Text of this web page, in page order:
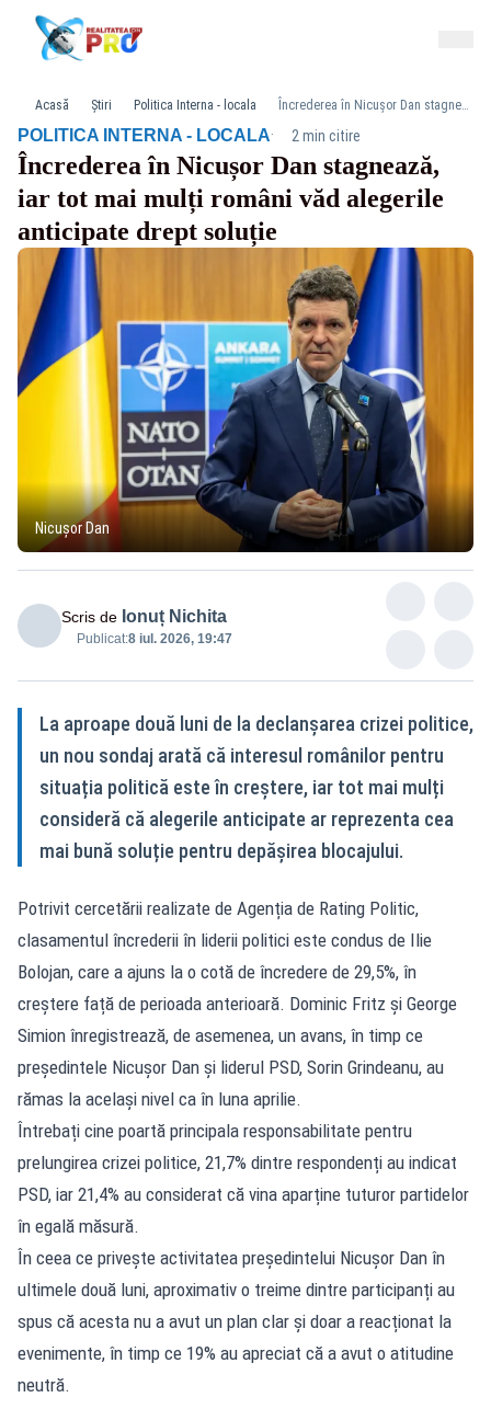
Acasă Știri Politica Interna - locala Încrederea în Nicușor Dan stagnează, iar tot mai mulți români văd alegerile anticipate drept soluție
POLITICA INTERNA - LOCALA· 2 min citire
Încrederea în Nicușor Dan stagnează,
iar tot mai mulți români văd alegerile
anticipate drept soluție
Nicușor Dan
Scris de Ionuț Nichita
Publicat:8 iul. 2026, 19:47
La aproape două luni de la declanșarea crizei politice,
un nou sondaj arată că interesul românilor pentru
situația politică este în creștere, iar tot mai mulți
consideră că alegerile anticipate ar reprezenta cea
mai bună soluție pentru depășirea blocajului.
Potrivit cercetării realizate de Agenția de Rating Politic,
clasamentul încrederii în liderii politici este condus de Ilie
Bolojan, care a ajuns la o cotă de încredere de 29,5%, în
creștere față de perioada anterioară. Dominic Fritz și George
Simion înregistrează, de asemenea, un avans, în timp ce
președintele Nicușor Dan și liderul PSD, Sorin Grindeanu, au
rămas la același nivel ca în luna aprilie.
Întrebați cine poartă principala responsabilitate pentru
prelungirea crizei politice, 21,7% dintre respondenți au indicat
PSD, iar 21,4% au considerat că vina aparține tuturor partidelor
în egală măsură.
În ceea ce privește activitatea președintelui Nicușor Dan în
ultimele două luni, aproximativ o treime dintre participanți au
spus că acesta nu a avut un plan clar și doar a reacționat la
evenimente, în timp ce 19% au apreciat că a avut o atitudine
neutră.